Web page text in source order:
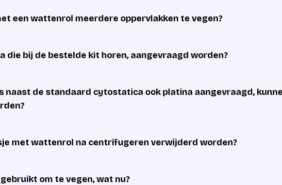
een wattenrol meerdere oppervlakken te vegen?
die bij de bestelde kit horen, aangevraagd worden?
naast de standaard cytostatica ook platina aangevraagd,
met wattenrol na centrifugeren verwijderd worden?
om te vegen, wat nu?